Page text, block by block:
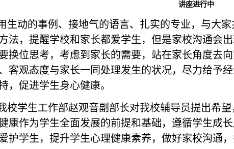
讲座进行中
生动的事例、接地气的语言、扎实的专业，与大
法，提醒学校和家长都爱学生，但是家校沟通会
换位思考，考虑到家长的需要，站在家长角度去
客观态度与家长一同处理发生的状况，尽力给予
，促进学生身心健康。
校学生工作部赵观音副部长对我校辅导员提出希
康作为学生全面发展的前提和基础，遵循学生成
护学生，提升学生心理健康素养，做好家校沟通